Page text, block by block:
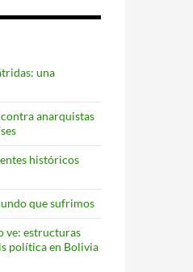
una
anarquistas
históricos
que sufrimos
ve: estructuras
política en Bolivia